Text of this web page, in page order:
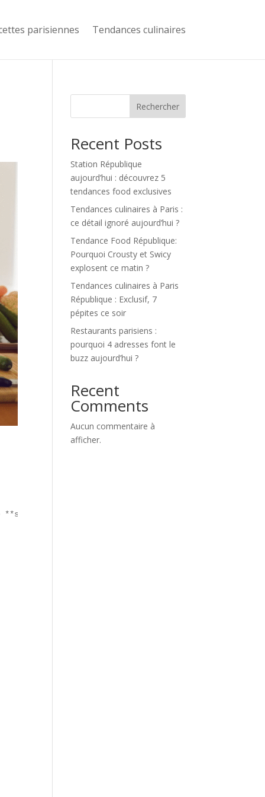
parisiennes Tendances culinaires
(sucrée, relevée ou crémeuse). Viral en
Rechercher
Recent Posts
Station République
aujourd’hui : découvrez 5
tendances food exclusives
Tendances culinaires à Paris :
ce détail ignoré aujourd’hui ?
Tendance Food République:
Pourquoi Crousty et Swicy
explosent ce matin ?
Tendances culinaires à Paris
République : Exclusif, 7
pépites ce soir
Restaurants parisiens :
pourquoi 4 adresses font le
buzz aujourd’hui ?
Recent
Comments
Aucun commentaire à
afficher.